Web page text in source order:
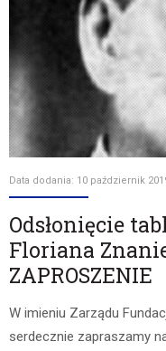
Data dodania: 10 październik
Odsłonięcie
Floriana
ZAPROSZENIE
W imieniu Zarządu
serdecznie zapraszamy